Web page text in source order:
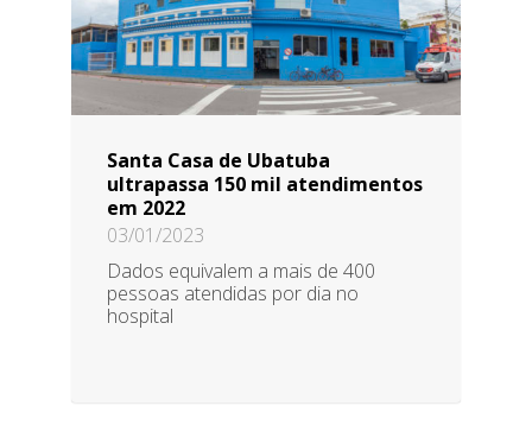
Santa Casa de Ubatuba
ultrapassa 150 mil atendimentos
em 2022
03/01/2023
Dados equivalem a mais de 400
pessoas atendidas por dia no
hospital